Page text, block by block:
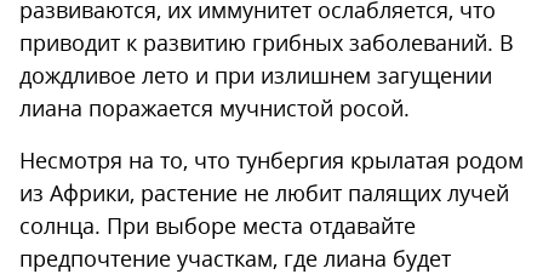
развиваются, их иммунитет ослабляется, что
приводит к развитию грибных заболеваний. В
дождливое лето и при излишнем загущении
лиана поражается мучнистой росой.
Несмотря на то, что тунбергия крылатая родом
из Африки, растение не любит палящих лучей
солнца. При выборе места отдавайте
предпочтение участкам, где лиана будет